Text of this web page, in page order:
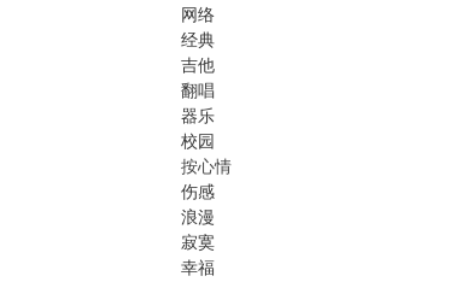
网络
经典
吉他
翻唱
器乐
校园
按心情
伤感
浪漫
寂寞
幸福